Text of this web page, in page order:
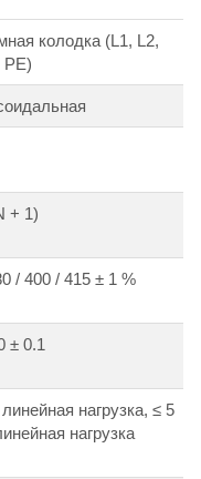
колодка (L1, L2,
PE)
+ 1)
/ 400 / 415 ± 1 %
± 0.1
нагрузка, ≤ 5
нагрузка